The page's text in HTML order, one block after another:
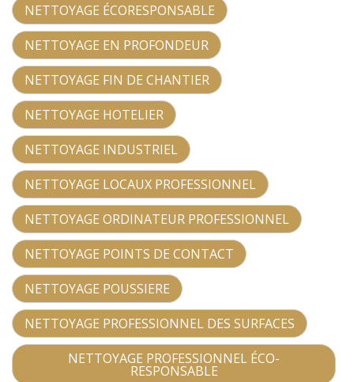
NETTOYAGE ÉCORESPONSABLE
NETTOYAGE EN PROFONDEUR
NETTOYAGE FIN DE CHANTIER
NETTOYAGE HOTELIER
NETTOYAGE INDUSTRIEL
NETTOYAGE LOCAUX PROFESSIONNEL
NETTOYAGE ORDINATEUR PROFESSIONNEL
NETTOYAGE POINTS DE CONTACT
NETTOYAGE POUSSIERE
NETTOYAGE PROFESSIONNEL DES SURFACES
NETTOYAGE PROFESSIONNEL ÉCO-
RESPONSABLE